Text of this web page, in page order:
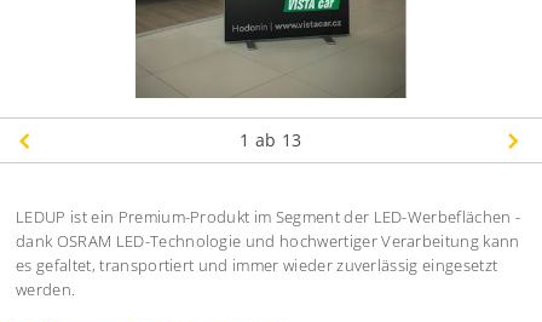
1 ab 13
LEDUP ist ein Premium-Produkt im Segment der LED-Werbeflächen -
dank OSRAM LED-Technologie und hochwertiger Verarbeitung kann
es gefaltet, transportiert und immer wieder zuverlässig eingesetzt
werden.